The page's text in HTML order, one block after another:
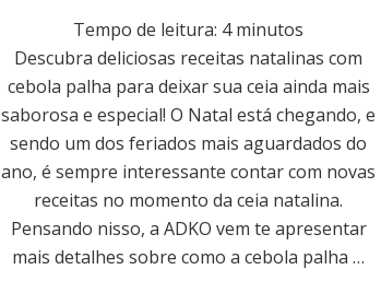
Tempo de leitura: 4 minutos
Descubra deliciosas receitas natalinas com
cebola palha para deixar sua ceia ainda mais
saborosa e especial! O Natal está chegando, e
sendo um dos feriados mais aguardados do
ano, é sempre interessante contar com novas
receitas no momento da ceia natalina.
Pensando nisso, a ADKO vem te apresentar
mais detalhes sobre como a cebola palha …